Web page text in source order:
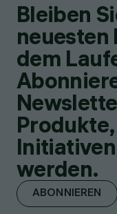
Bleiben
neuesten
dem
werden.
ABONNIEREN